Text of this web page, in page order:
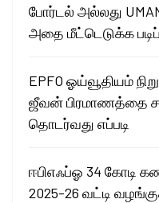
போர்டல் அல்லது
அதை மீட்டெடுக்க
EPFO ஓய்வூதியம்
ஜீவன் பிரமாணத்தை
தொடர்வது எப்படி
ஈபிஎஃப்ஓ 34 கோடி
2025-26 வட்டி